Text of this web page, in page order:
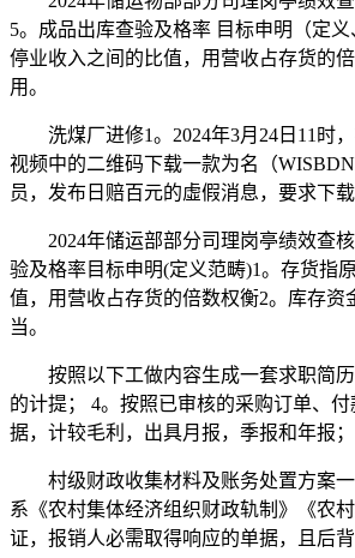
5。成品出库查验及格率 目标申明（定
停业收入之间的比值，用营收占存货的
用。
洗煤厂进修1。2024年3月24日11时，
视频中的二维码下载一款为名（
员，发布日赔百元的虛假消息，要求下
2024年储运部部分司理岗亭绩效查核
验及格率目标申明(定义范畴)1。存货指
值，用营收占存货的倍数权衡2。库存
当。
按照以下工做内容生成一套求职简历
的计提； 4。按照已审核的采购订单、
据，计较毛利，出具月报，季报和年报
村级财政收集材料及账务处置方案一
系《农村集体经济组织财政轨制》《农
证，报销人必需取得响应的单据，且后